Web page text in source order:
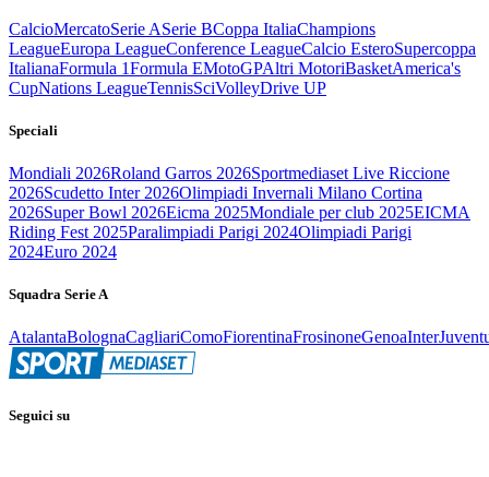
CalcioMercatoSerie ASerie BCoppa ItaliaChampions
LeagueEuropa LeagueConference LeagueCalcio EsteroSupercoppa
ItalianaFormula 1Formula EMotoGPAltri MotoriBasketAmerica's
CupNations LeagueTennisSciVolleyDrive UP
Speciali
Mondiali 2026Roland Garros 2026Sportmediaset Live Riccione
2026Scudetto Inter 2026Olimpiadi Invernali Milano Cortina
2026Super Bowl 2026Eicma 2025Mondiale per club 2025EICMA
Riding Fest 2025Paralimpiadi Parigi 2024Olimpiadi Parigi
2024Euro 2024
Squadra Serie A
AtalantaBolognaCagliariComoFiorentinaFrosinoneGenoaInter
Seguici su